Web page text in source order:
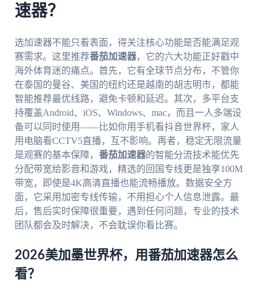
速器？
选加速器不能只看表面，得关注核心功能是否能满足观
赛需求。这里推荐番茄加速器，它的六大功能正好戳中
海外体育迷的痛点。首先，它有全球节点分布，不管你
在泰国的曼谷、美国的纽约还是越南的胡志明市，都能
智能推荐最优线路，避免卡顿和延迟。其次，多平台支
持覆盖Android、iOS、Windows、mac，而且一人多端设
备可以同时使用——比如你用手机看抖音世界杯，家人
用电脑看CCTV5直播，互不影响。再者，稳定无限流量
是观赛的基本保障， 番茄加速器的智能分流技术能优先
分配带宽给影音和游戏，精选的回国专线更是独享100M
带宽，即使是4K高清直播也能流畅播放。数据安全方
面，它采用加密专线传输，不用担心个人信息泄露。最
后，售后实时保障很重要，遇到任何问题，专业的技术
团队都会及时解决，不会耽误你看比赛。
2026美加墨世界杯，用番茄加速器怎么
看？